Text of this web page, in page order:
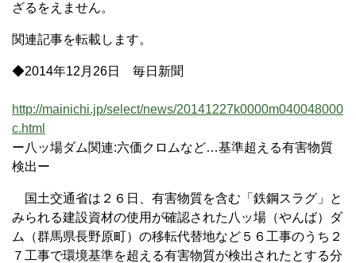
ざるをえません。
関連記事を転載します。
◆2014年12月26日 毎日新聞
http://mainichi.jp/select/news/20141227k0000m040048000
c.html
ー八ッ場ダム関連:六価クロムなど…基準超える有害物質
検出ー
国土交通省は２６日、有害物質を含む「鉄鋼スラグ」と
みられる建設資材の使用が確認された八ッ場（やんば）ダ
ム（群馬県長野原町）の移転代替地など５６工事のうち２
７工事で環境基準を超える有害物質が検出されたとする分